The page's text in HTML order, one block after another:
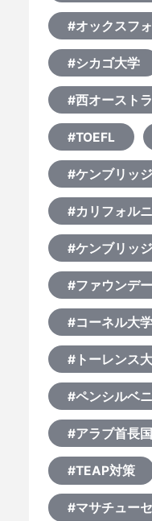
な
#オックスフ
#シカゴ大学
#西オースト
#TOEFL
#ケンブリッ
#カリフォル
#ケンブリッ
#ファウンデ
#コーネル大学
#トーレンス
#ペンシルベ
#アラブ首長
#TEAP対策
#マサチュー